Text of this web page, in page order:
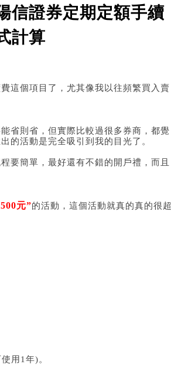
信證券定期定額手續
計算
這個項目了，尤其像我以往頻繁買入賣
省則省，但實際比較過很多券商，都覺
的活動是完全吸引到我的目光了。
要簡單，最好還有不錯的開戶禮，而且
元”的活動，這個活動就真的真的很超
用1年)。